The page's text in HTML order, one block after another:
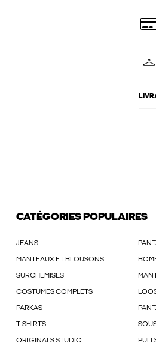
CATÉGORIES POPULAIRES
JEANS
MANTEAUX ET BLOUSONS
SURCHEMISES
COSTUMES COMPLETS
PARKAS
T-SHIRTS
ORIGINALS STUDIO